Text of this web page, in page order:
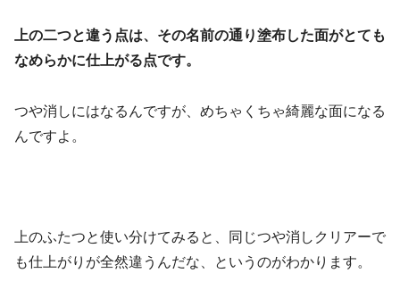
上の二つと違う点は、その名前の通り塗布した面がとても
なめらかに仕上がる点です。
つや消しにはなるんですが、めちゃくちゃ綺麗な面になる
んですよ。
上のふたつと使い分けてみると、同じつや消しクリアーで
も仕上がりが全然違うんだな、というのがわかります。